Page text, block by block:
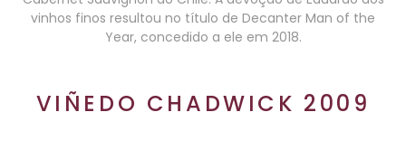
vinhos finos resultou no título de Decanter Man of the
Year, concedido a ele em 2018.
VIÑEDO CHADWICK 2009